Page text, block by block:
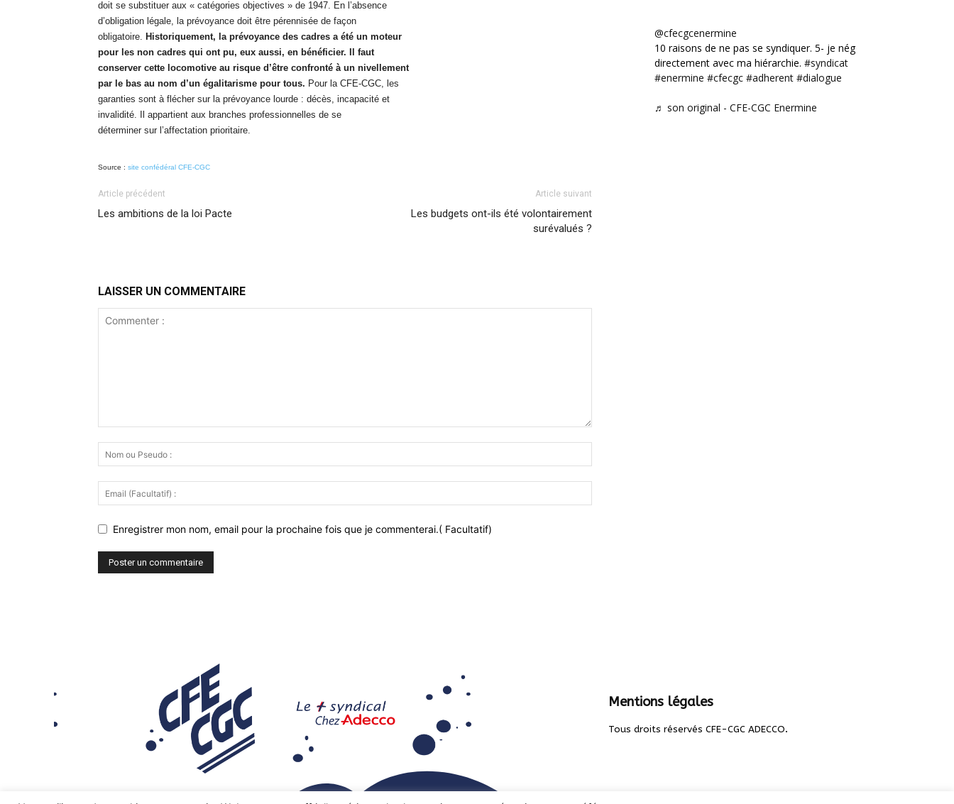
doit se substituer aux « catégories objectives » de 1947. En l’absence
d’obligation légale, la prévoyance doit être pérennisée de façon
obligatoire. Historiquement, la prévoyance des cadres a été un moteur
pour les non cadres qui ont pu, eux aussi, en bénéficier. Il faut
conserver cette locomotive au risque d’être confronté à un nivellement
par le bas au nom d’un égalitarisme pour tous. Pour la CFE-CGC, les
garanties sont à flécher sur la prévoyance lourde : décès, incapacité et
invalidité. Il appartient aux branches professionnelles de se
déterminer sur l’affectation prioritaire.
Source : site confédéral CFE-CGC
Article précédent
Les ambitions de la loi Pacte
Article suivant
Les budgets ont-ils été volontairement
surévalués ?
LAISSER UN COMMENTAIRE
Enregistrer mon nom, email pour la prochaine fois que je commenterai.( Facultatif)
@cfecgcenermine
10 raisons de ne pas se syndiquer. 5- je négocie
directement avec ma hiérarchie. #syndicat
#enermine #cfecgc #adherent #dialogue
♬ son original - CFE-CGC Enermine
Mentions légales
Tous droits réservés CFE-CGC ADECCO.